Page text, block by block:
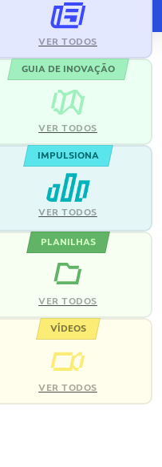
VER TODOS
GUIA DE INOVAÇÃO
VER TODOS
IMPULSIONA
VER TODOS
PLANILHAS
VER TODOS
VÍDEOS
VER TODOS